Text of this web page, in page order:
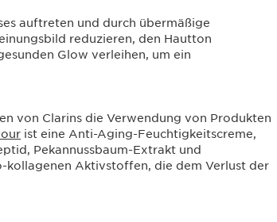
auftreten und durch übermäßige
reduzieren, den Hautton
Glow verleihen, um ein
von Clarins die Verwendung von Produkten
ist eine Anti-Aging-Feuchtigkeitscreme,
Pekannussbaum-Extrakt und
kollagenen Aktivstoffen, die dem Verlust der